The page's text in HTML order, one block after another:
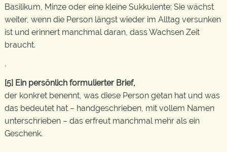
Basilikum, Minze oder eine kleine Sukkulente: Sie wächst
weiter, wenn die Person längst wieder im Alltag versunken
ist und erinnert manchmal daran, dass Wachsen Zeit
braucht.
.
[5] Ein persönlich formulierter Brief,
der konkret benennt, was diese Person getan hat und was
das bedeutet hat – handgeschrieben, mit vollem Namen
unterschrieben – das erfreut manchmal mehr als ein
Geschenk.